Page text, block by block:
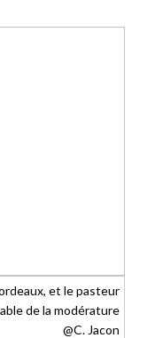
et le pasteur
de la modérature
@C. Jacon